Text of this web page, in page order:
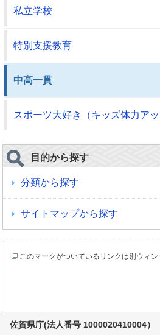
私立学校
特別支援教育
中高一貫
スポーツ大好き（キッズ体力アッ
目的から探す
分類から探す
サイトマップから探す
このマークがついているリンクは別ウィ
佐賀県庁(法人番号 1000020410004）